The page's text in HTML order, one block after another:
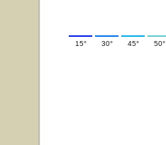
15° 30° 45° 50°